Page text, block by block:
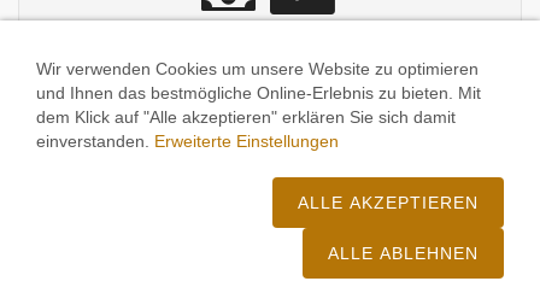
Wir verwenden Cookies um unsere Website zu optimieren
und Ihnen das bestmögliche Online-Erlebnis zu bieten. Mit
dem Klick auf "Alle akzeptieren" erklären Sie sich damit
einverstanden. Erweiterte Einstellungen
ALLE AKZEPTIEREN
ALLE ABLEHNEN